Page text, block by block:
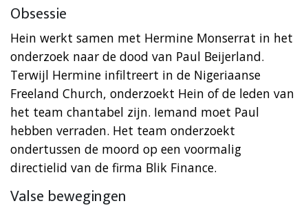
Obsessie
Hein werkt samen met Hermine Monserrat in het
onderzoek naar de dood van Paul Beijerland.
Terwijl Hermine infiltreert in de Nigeriaanse
Freeland Church, onderzoekt Hein of de leden van
het team chantabel zijn. Iemand moet Paul
hebben verraden. Het team onderzoekt
ondertussen de moord op een voormalig
directielid van de firma Blik Finance.
Valse bewegingen